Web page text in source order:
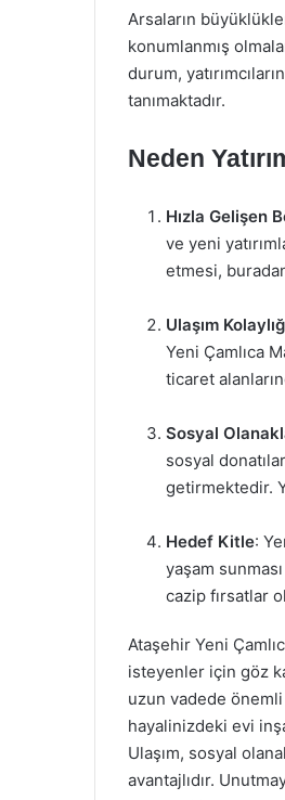
Arsaların
konumlanmış
durum,
tanımaktadır.
Neden
Hızla Gelişen
ve yeni
etmesi,
Ulaşım
Yeni Çamlıca
ticaret
Sosyal
sosyal
getirmektedir.
Hedef Kitle:
yaşam
cazip fırsatlar
Ataşehir Yeni
isteyenler için göz
uzun vadede önemli
hayalinizdeki evi
Ulaşım, sosyal
avantajlıdır.